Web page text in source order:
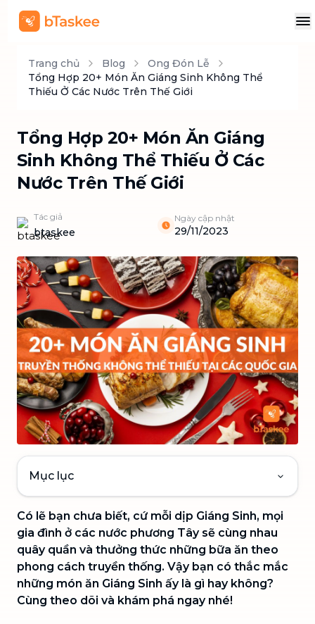
Trang chủ Blog
Ong Đón Lễ
Tổng Hợp 20+ Món Ăn Giáng Sinh Không Thể
Thiếu Ở Các Nước Trên Thế Giới
Tổng Hợp 20+ Món Ăn Giáng
Sinh Không Thể Thiếu Ở Các
Nước Trên Thế Giới
Tác giả
btaskee
Ngày cập nhật
29/11/2023
Mục lục
Có lẽ bạn chưa biết, cứ mỗi dịp Giáng Sinh, mọi
gia đình ở các nước phương Tây sẽ cùng nhau
quây quần và thưởng thức những bữa ăn theo
phong cách truyền thống. Vậy bạn có thắc mắc
những món ăn Giáng Sinh ấy là gì hay không?
Cùng theo dõi và khám phá ngay nhé!